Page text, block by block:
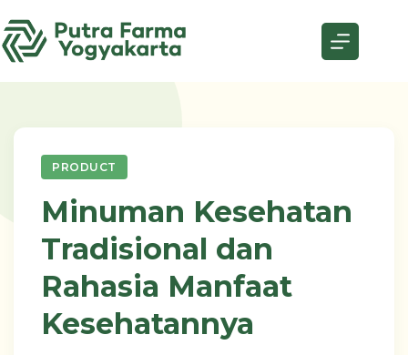
to
content
PRODUCT
Minuman Kesehatan
Tradisional dan
Rahasia Manfaat
Kesehatannya